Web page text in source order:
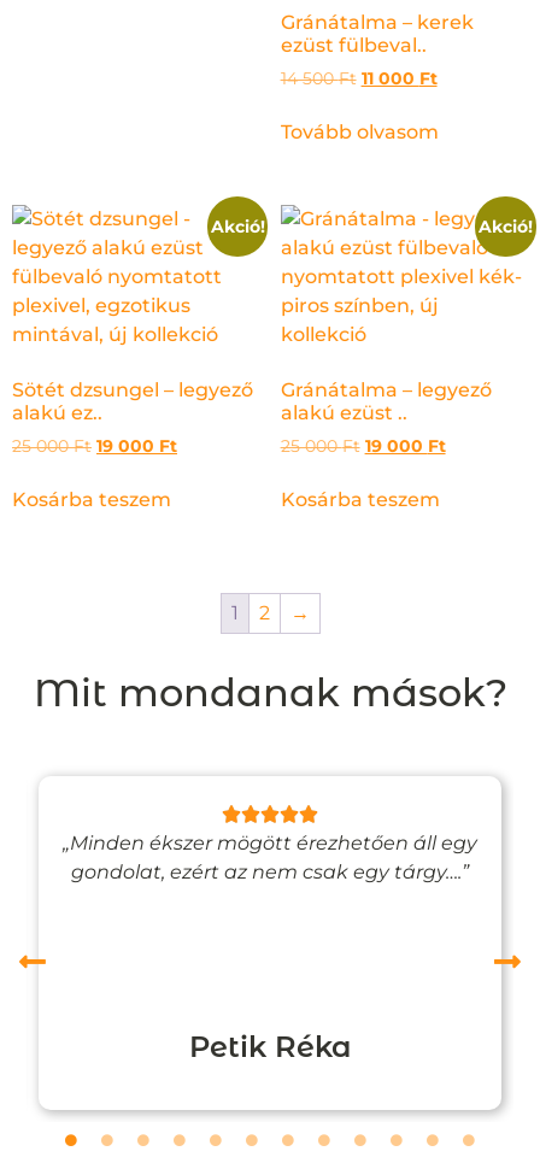
Gránátalma – kerek
ezüst fülbeval..
14 500Ft 11 000 Ft
Tovább olvasom
Akció!
Sötét dzsungel – legyező
alakú ez..
25 000Ft 19 000 Ft
Kosárba teszem
Akció!
Gránátalma – legyező
alakú ezüst ..
25 000Ft 19 000 Ft
Kosárba teszem
1 2 →
Mit mondanak mások?
„Minden ékszer mögött érezhetően áll egy
gondolat, ezért az nem csak egy tárgy….”
Petik Réka